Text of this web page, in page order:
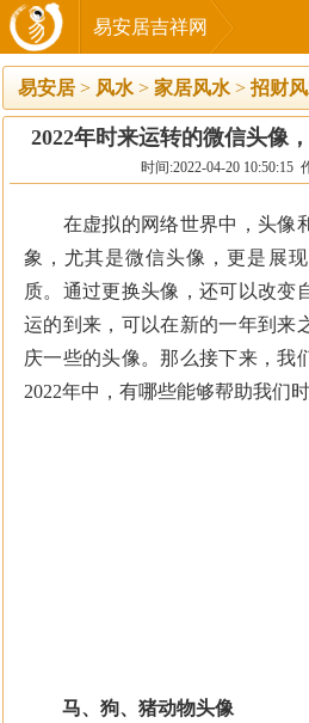
易安居吉祥网
易安居 > 风水 > 家居风水 >招财
2022年时来运转的微信头像
时间:2022-04-20 10:50:15
在虚拟的网络世界中，头像
象，尤其是微信头像，更是展
质。通过更换头像，还可以改变
运的到来，可以在新的一年到来
庆一些的头像。那么接下来，我
2022年中，有哪些能够帮助我们
马、狗、猪动物头像